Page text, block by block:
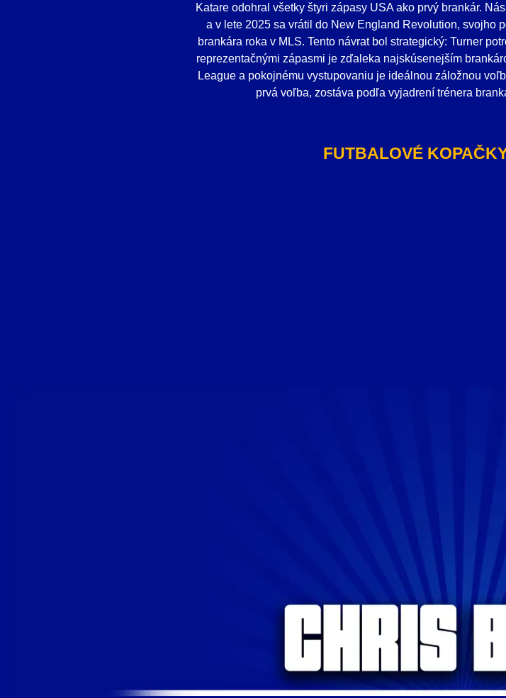
Katare odohral všetky štyri zápasy USA ako prvý brankár.
a v lete 2025 sa vrátil do New England Revolution, svojho
brankára roka v MLS. Tento návrat bol strategický: Turner
reprezentačnými zápasmi je zďaleka najskúsenejším
League a pokojnému vystupovaniu je ideálnou záložnou
prvá voľba, zostáva podľa vyjadrení trénera
FUTBALOVÉ